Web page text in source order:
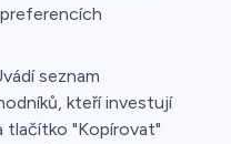
seznam
kteří investují
tlačítko "Kopírovat"